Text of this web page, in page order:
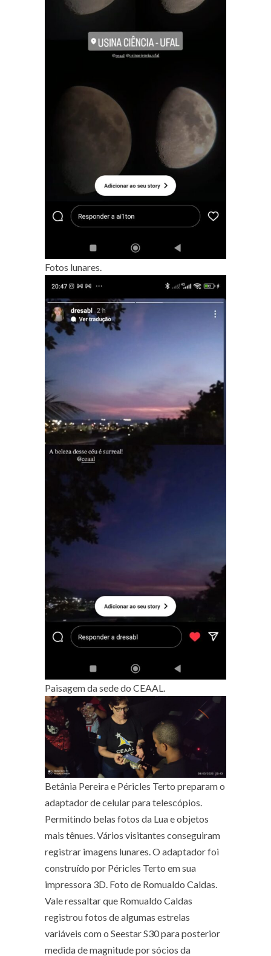
Fotos lunares.
Paisagem da sede do CEAAL.
Betânia Pereira e Péricles Terto preparam o
adaptador de celular para telescópios.
Permitindo belas fotos da Lua e objetos
mais tênues. Vários visitantes conseguiram
registrar imagens lunares. O adaptador foi
construído por Péricles Terto em sua
impressora 3D. Foto de Romualdo Caldas.
Vale ressaltar que Romualdo Caldas
registrou fotos de algumas estrelas
variáveis com o Seestar S30 para posterior
medida de magnitude por sócios da